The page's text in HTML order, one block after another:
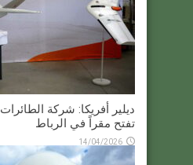
ديلير أفريكا: شركة
تفتح مقراً في الرباط
14/04/2026